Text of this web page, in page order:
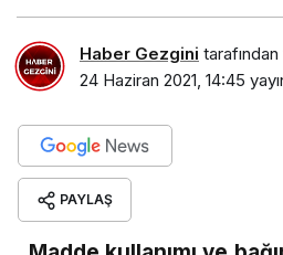
Haber Gezgini tarafından
24 Haziran 2021, 14:45
PAYLAŞ